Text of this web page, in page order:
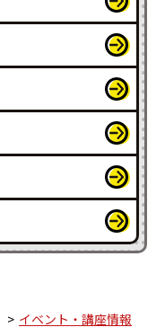
イベント・講座情報